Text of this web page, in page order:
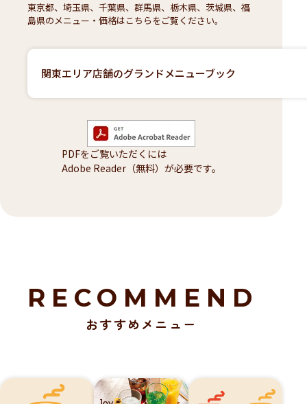
東京都、埼玉県、千葉県、群馬県、栃木県、茨城県、福
島県のメニュー・価格はこちらをご覧ください。
関東エリア店舗のグランドメニューブック
PDFをご覧いただくには
Adobe Reader（無料）が必要です。
RECOMMEND
おすすめメニュー